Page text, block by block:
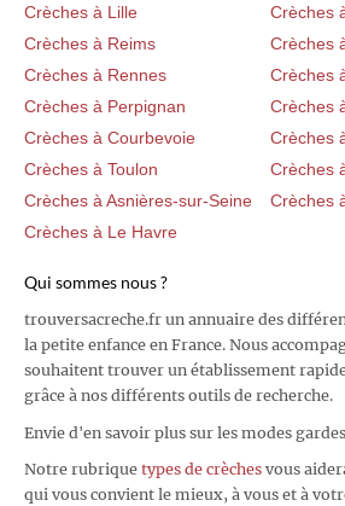
Crèches à Lille
Crèches
Crèches à Reims
Crèches
Crèches à Rennes
Crèches
Crèches à Perpignan
Crèches
Crèches à Courbevoie
Crèches
Crèches à Toulon
Crèches
Crèches à Asnières-sur-Seine
Crèches
Crèches à Le Havre
Qui sommes nous ?
trouversacreche.fr un annuaire des
la petite enfance en France. Nous
souhaitent trouver un établissement
grâce à nos différents outils de recherche.
Envie d'en savoir plus sur les modes
Notre rubrique types de crèches vous
qui vous convient le mieux, à vous et à